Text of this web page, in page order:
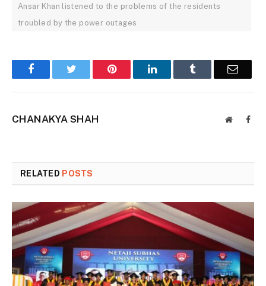
Ansar Khan listened to the problems of the residents
troubled by the power outages
FacebookTwitter Pinterest LinkedInTumblr Email
CHANAKYA SHAH Website
RELATED POSTS